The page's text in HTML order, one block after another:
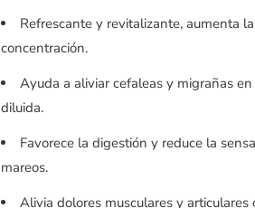
Refrescante y revitalizante, aumenta
concentración.
Ayuda a aliviar cefaleas y migrañas
diluida.
Favorece la digestión y reduce la
mareos.
Alivia dolores musculares y articulares